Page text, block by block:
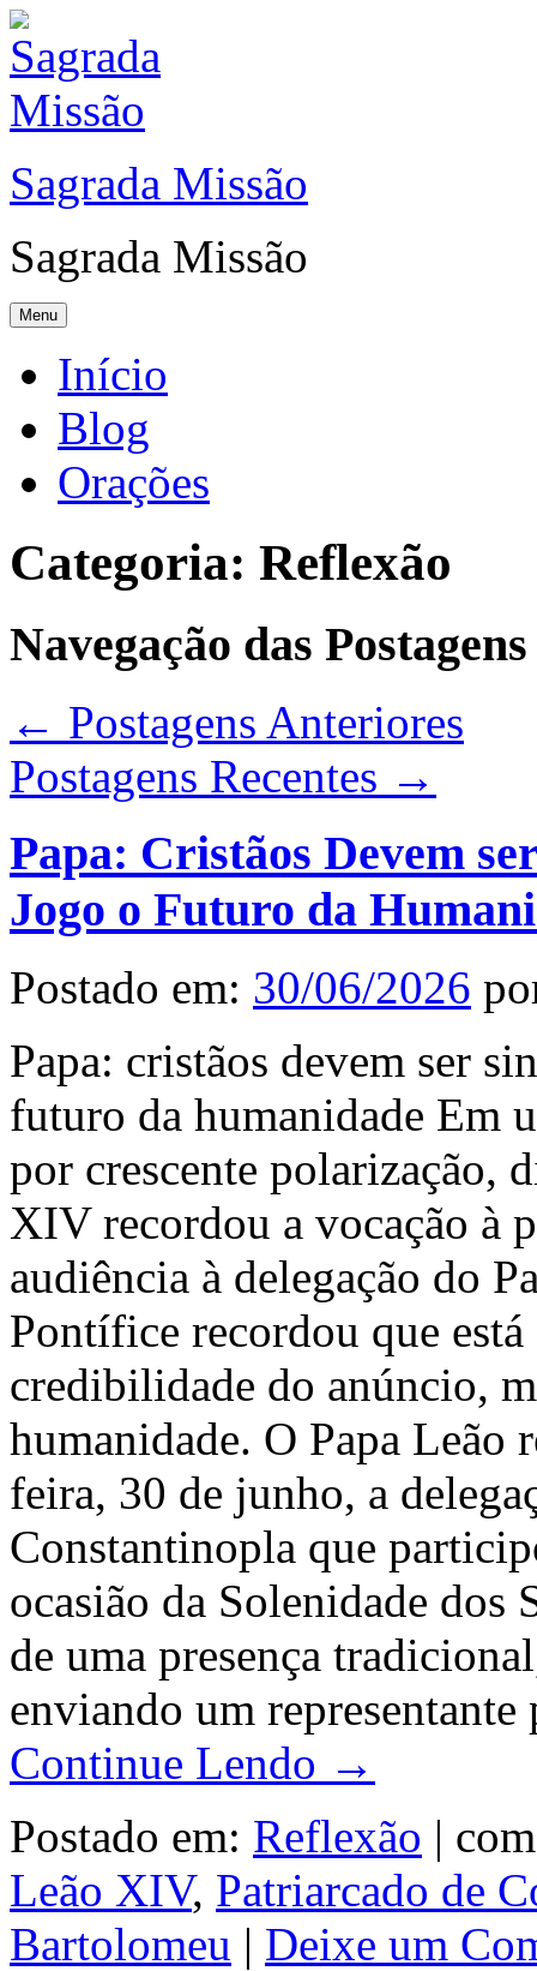
Sagrada Missão
Sagrada Missão
Menu
Início
Blog
Orações
Categoria: Reflexão
Navegação das Postagens
← Postagens Anteriores
Postagens Recentes →
Papa: Cristãos Devem
Jogo o Futuro da
Postado em: 30/06/2026
Papa: cristãos devem ser
futuro da humanidade Em
por crescente polarização,
XIV recordou a vocação à
audiência à delegação do
Pontífice recordou que
credibilidade do anúncio,
humanidade. O Papa Leão
feira, 30 de junho, a
Constantinopla que
ocasião da Solenidade dos
de uma presença
enviando um representante
Continue Lendo →
Postado em: Reflexão |
Leão XIV, Patriarcado de
Bartolomeu | Deixe um